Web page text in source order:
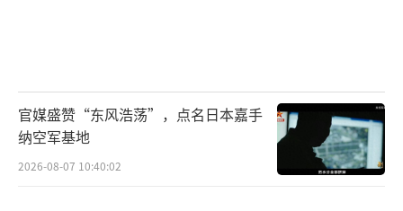
官媒盛赞“东风浩荡”，点名日本嘉手
纳空军基地
2026-08-07 10:40:02